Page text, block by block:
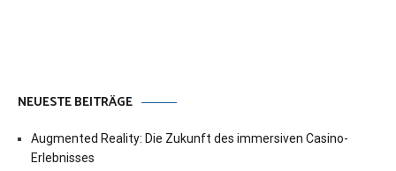
NEUESTE BEITRÄGE
Augmented Reality: Die Zukunft des immersiven Casino-
Erlebnisses